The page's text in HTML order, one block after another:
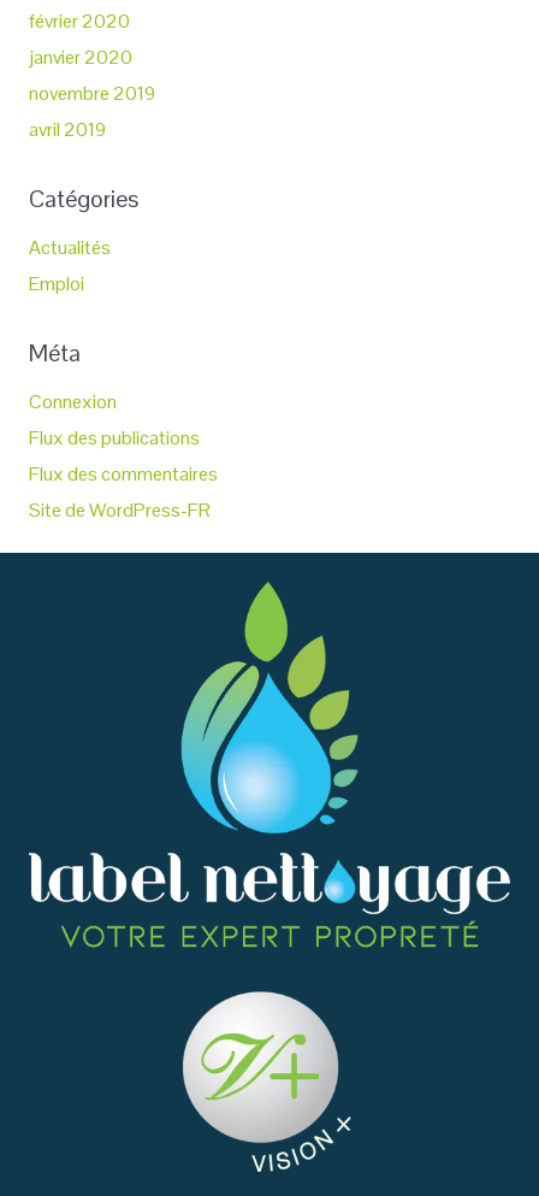
février 2020
janvier 2020
novembre 2019
avril 2019
Catégories
Actualités
Emploi
Méta
Connexion
Flux des publications
Flux des commentaires
Site de WordPress-FR